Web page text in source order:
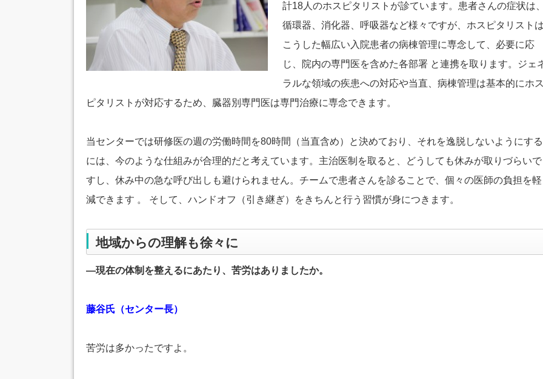
計18人のホスピタリストが診ています。患者さんの症状は
循環器、消化器、呼吸器など様々ですが、ホスピタリスト
こうした幅広い入院患者の病棟管理に専念して、必要に応
じ、院内の専門医を含めた各部署 と連携を取ります。ジェ
ラルな領域の疾患への対応や当直、病棟管理は基本的にホ
ピタリストが対応するため、臓器別専門医は専門治療に専念できます。
当センターでは研修医の週の労働時間を80時間（当直含め）と決めており、それを逸脱しないようにする
には、今のような仕組みが合理的だと考えています。主治医制を取ると、どうしても休みが取りづらいで
すし、休み中の急な呼び出しも避けられません。チームで患者さんを診ることで、個々の医師の負担を軽
減できます 。 そして、ハンドオフ（引き継ぎ）をきちんと行う習慣が身につきます。
地域からの理解も徐々に
―現在の体制を整えるにあたり、苦労はありましたか。
藤谷氏（センター長）
苦労は多かったですよ。